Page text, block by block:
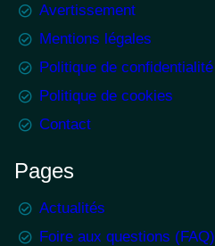
Avertissement
Mentions légales
Politique de confidentialité
Politique de cookies
Contact
Pages
Actualités
Foire aux questions (FAQ)